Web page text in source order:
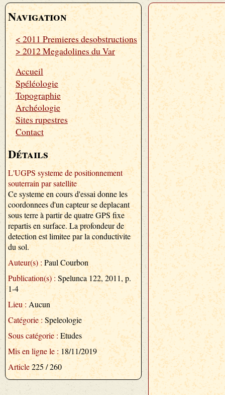
Navigation
< 2011 Premieres desobstructions
> 2012 Megadolines du Var
Accueil
Spéléologie
Topographie
Archéologie
Sites rupestres
Contact
Détails
L'UGPS systeme de positionnement
souterrain par satellite
Ce systeme en cours d'essai donne les
coordonnees d'un capteur se deplacant
sous terre à partir de quatre GPS fixe
repartis en surface. La profondeur de
detection est limitee par la conductivite
du sol.
Auteur(s) : Paul Courbon
Publication(s) : Spelunca 122, 2011, p.
1-4
Lieu :Aucun
Catégorie :Speleologie
Sous catégorie :Etudes
Mis en ligne le : 18/11/2019
Article225 / 260